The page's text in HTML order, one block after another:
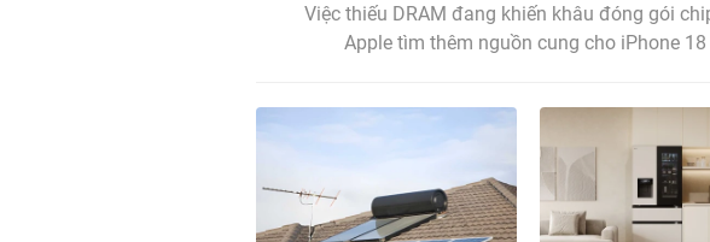
Việc thiếu DRAM đang khiến khâu đóng gói
Apple tìm thêm nguồn cung cho iPhone